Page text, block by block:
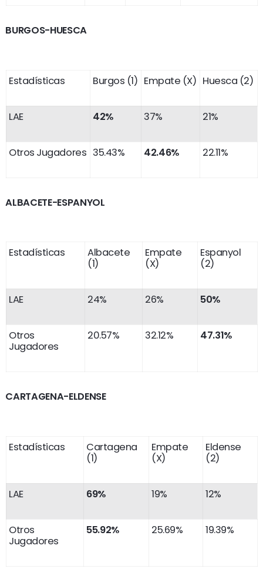
BURGOS-HUESCA
Estadísticas Burgos (1) Empate (X) Huesca (2)
LAE 42% 37% 21%
Otros Jugadores 35.43% 42.46% 22.11%
ALBACETE-ESPANYOL
Estadísticas
Albacete
(1)
Empate
(X)
Espanyol
(2)
LAE 24% 26% 50%
Otros
Jugadores
20.57% 32.12% 47.31%
CARTAGENA-ELDENSE
Estadísticas
Cartagena
(1)
Empate
(X)
Eldense
(2)
LAE 69% 19% 12%
Otros
Jugadores
55.92% 25.69% 19.39%